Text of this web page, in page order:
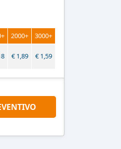
2000+
3000+
€ 1,89 € 1,59